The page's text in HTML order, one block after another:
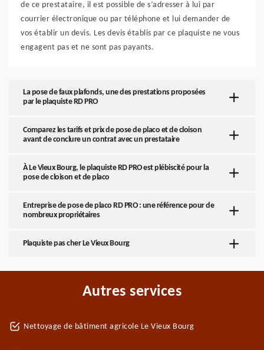
de ce prestataire, il est possible de s’adresser à lui par
courrier électronique ou par téléphone et lui demander de
vos établir un devis. Les devis établis par ce plaquiste ne vous
engagent pas et ne sont pas payants.
La pose de faux plafonds, une des prestations proposées
par le plaquiste RD PRO
Comparez les tarifs et prix de pose de placo et de cloison
avant de conclure un contrat avec un prestataire
À Le Vieux Bourg, le plaquiste RD PRO est plébiscité pour la
pose de cloison et de placo
Entreprise de pose de placo RD PRO : une référence pour de
nombreux propriétaires
Plaquiste pas cher Le Vieux Bourg
Autres services
Nettoyage de bâtiment agricole Le Vieux Bourg